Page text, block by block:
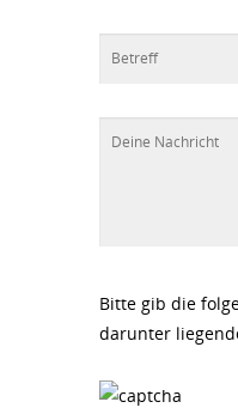
Bitte gib die
darunter